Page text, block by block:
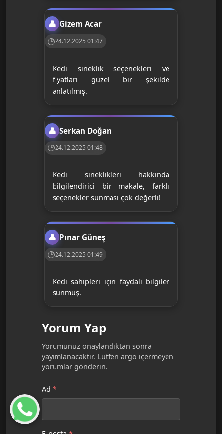
Gizem Acar
24.12.2025 01:47
Kedi sineklik seçenekleri ve
fiyatları güzel bir şekilde
anlatılmış.
Serkan Doğan
24.12.2025 01:48
Kedi sineklikleri hakkında
bilgilendirici bir makale, farklı
seçenekler sunması çok değerli!
Pınar Güneş
24.12.2025 01:49
Kedi sahipleri için faydalı bilgiler
sunmuş.
Yorum Yap
Yorumunuz onaylandıktan sonra
yayımlanacaktır. Lütfen argo içermeyen
yorumlar gönderin.
Ad *